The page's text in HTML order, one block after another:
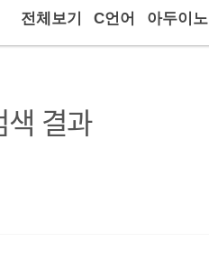
전체보기 C언어 아두이노
색 결과